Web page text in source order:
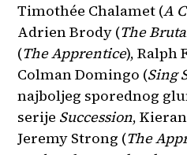
Timothée Chalamet (A
Adrien Brody (The
(The Apprentice), Ralph
Colman Domingo (Sing
najboljeg sporednog
serije Succession,
Jeremy Strong (The